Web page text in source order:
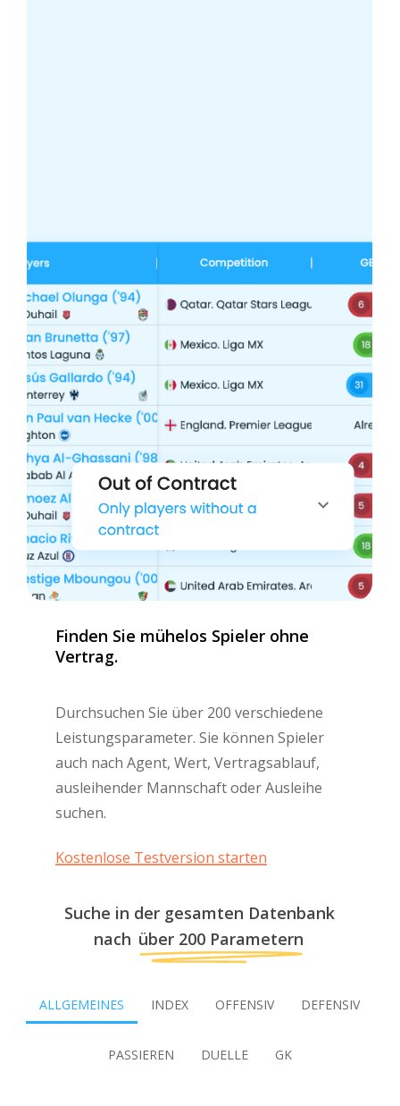
Finden Sie mühelos Spieler ohne
Vertrag.
Durchsuchen Sie über 200 verschiedene
Leistungsparameter. Sie können Spieler
auch nach Agent, Wert, Vertragsablauf,
ausleihender Mannschaft oder Ausleihe
suchen.
Kostenlose Testversion starten
Suche in der gesamten Datenbank
nach über 200 Parametern
ALLGEMEINES INDEX OFFENSIV DEFENSIV
PASSIEREN DUELLE GK